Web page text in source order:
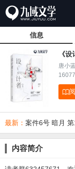
信息
《设
唐小

最新： 案件6号 暗月
内容简介